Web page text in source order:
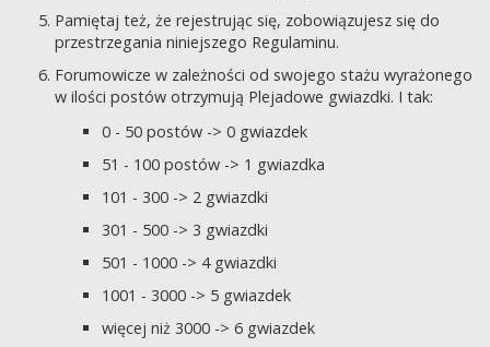
Pamiętaj też, że rejestrując się, zobowiązujesz się do
przestrzegania niniejszego Regulaminu.
Forumowicze w zależności od swojego stażu wyrażonego
w ilości postów otrzymują Plejadowe gwiazdki. I tak:
0 - 50 postów -> 0 gwiazdek
51 - 100 postów -> 1 gwiazdka
101 - 300 -> 2 gwiazdki
301 - 500 -> 3 gwiazdki
501 - 1000 -> 4 gwiazdki
1001 - 3000 -> 5 gwiazdek
więcej niż 3000 -> 6 gwiazdek